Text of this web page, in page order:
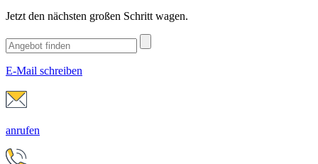
Jetzt den nächsten großen Schritt wagen.
E-Mail schreiben
anrufen